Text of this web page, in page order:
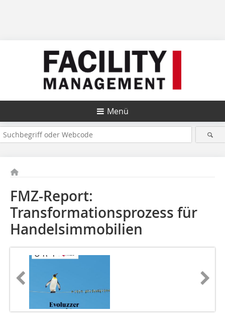
Menü
FMZ-Report:
Transformationsprozess für
Handelsimmobilien